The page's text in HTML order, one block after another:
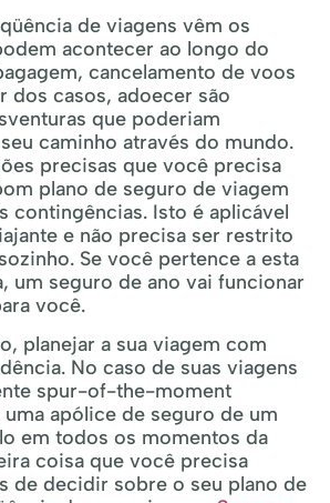
de viagens vêm os
acontecer ao longo do
cancelamento de voos
dos casos, adoecer são
que poderiam
caminho através do mundo.
precisas que você precisa
plano de seguro de viagem
contingências. Isto é aplicável
e não precisa ser restrito
Se você pertence a esta
um seguro de ano vai funcionar
você.
planejar a sua viagem com
No caso de suas viagens
spur-of-the-moment
apólice de seguro de um
em todos os momentos da
coisa que você precisa
de decidir sobre o seu plano de